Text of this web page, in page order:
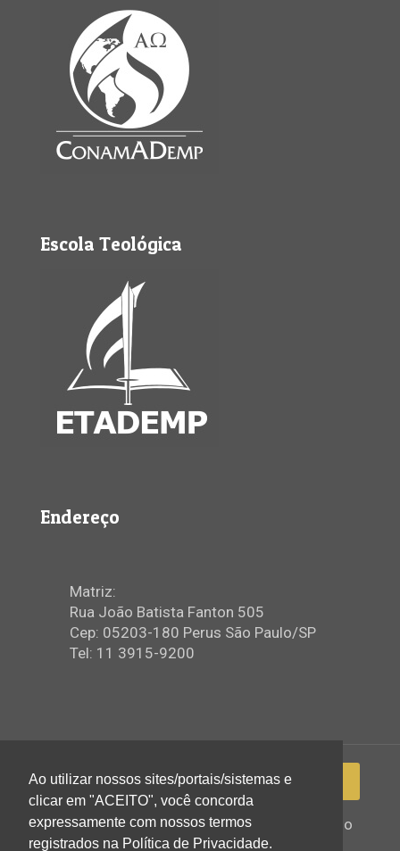
Escola Teológica
Endereço
Matriz:
Rua João Batista Fanton 505
Cep: 05203-180 Perus São Paulo/SP
Tel: 11 3915-9200
2022 © Igreja Assembleia de Deus Ministério
de Perus - Todos os direitos reservados
Ao utilizar nossos sites/portais/sistemas e
clicar em "ACEITO", você concorda
expressamente com nossos termos
registrados na Política de Privacidade.